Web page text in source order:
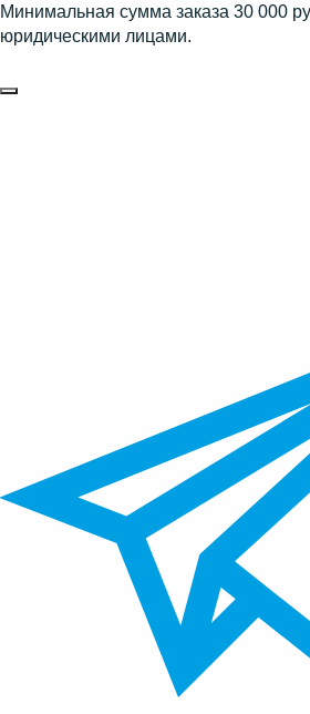
Минимальная сумма заказа 30 000
юридическими лицами.